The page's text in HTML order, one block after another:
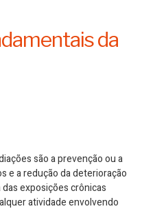
da
são a prevenção ou a
e a redução da deterioração
exposições crônicas
atividade envolvendo